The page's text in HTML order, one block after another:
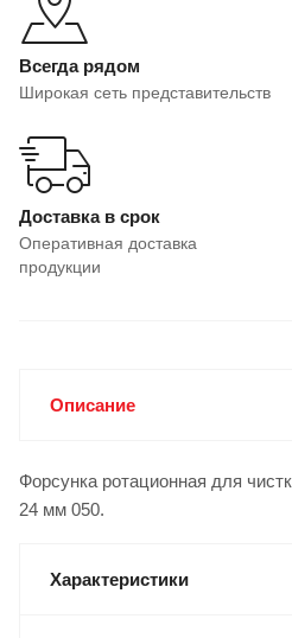
Всегда рядом
Широкая сеть представительств
Доставка в срок
Оперативная доставка
продукции
Описание
Форсунка ротационная для
24 мм 050.
Характеристики